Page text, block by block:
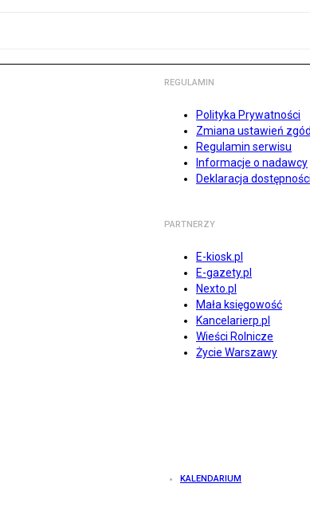
REGULAMIN
Polityka Prywatności
Zmiana ustawień zgód
Regulamin serwisu
Informacje o nadawcy
Deklaracja dostępności
PARTNERZY
E-kiosk.pl
E-gazety.pl
Nexto.pl
Mała księgowość
Kancelarierp.pl
Wieści Rolnicze
Życie Warszawy
KALENDARIUM